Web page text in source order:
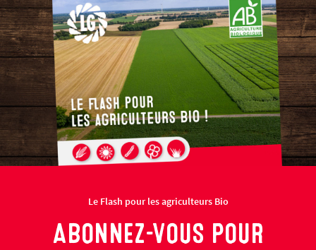
Le Flash pour les agriculteurs Bio
ABONNEZ-VOUS POUR